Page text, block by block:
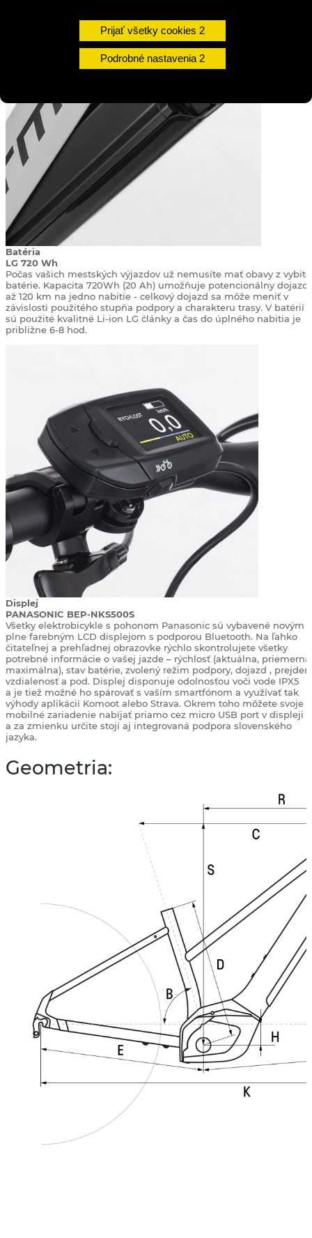
Prijať všetky cookies
Podrobné nastavenia
Batéria
LG 720 Wh
Počas vašich mestských výjazdov už nemusíte mať obavy z
batérie. Kapacita 720Wh (20 Ah) umožňuje potencionálny dojazd
až 120 km na jedno nabitie - celkový dojazd sa môže meniť v
závislosti použitého stupňa podpory a charakteru trasy. V batérií
sú použité kvalitné Li-ion LG články a čas do úplného nabitia je
približne 6-8 hod.
Displej
PANASONIC BEP-NKS500S
Všetky elektrobicykle s pohonom Panasonic sú vybavené novým
plne farebným LCD displejom s podporou Bluetooth. Na ľahko
čitateľnej a prehľadnej obrazovke rýchlo skontrolujete všetky
potrebné informácie o vašej jazde – rýchlosť (aktuálna, priemerná,
maximálna), stav batérie, zvolený režim podpory, dojazd ,
vzdialenosť a pod. Displej disponuje odolnosťou voči vode IPX5
a je tiež možné ho spárovať s vaším smartfónom a využívať tak
výhody aplikácií Komoot alebo Strava. Okrem toho môžete svoje
mobilné zariadenie nabíjať priamo cez micro USB port v displeji
a za zmienku určite stojí aj integrovaná podpora slovenského
jazyka.
Geometria: